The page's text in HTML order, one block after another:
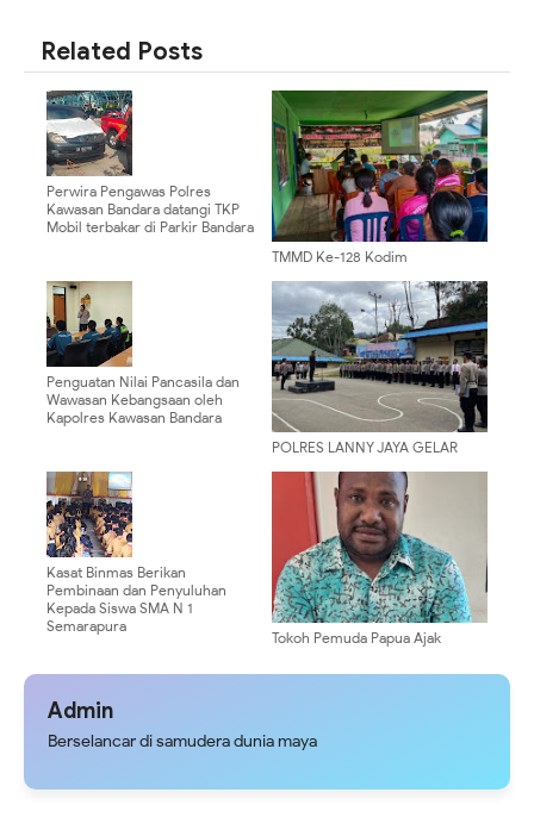
Related Posts
Perwira Pengawas Polres
Kawasan Bandara datangi TKP
Mobil terbakar di Parkir Bandara
TMMD Ke-128 Kodim
Perikanan dan Peternakan bagi
Warga Desa Luso
Penguatan Nilai Pancasila dan
Wawasan Kebangsaan oleh
Kapolres Kawasan Bandara
POLRES LANNY JAYA GELAR
PANCASILA, TEGASKAN NILAI
PANCASILA DALAM
PENGABDIAN
Kasat Binmas Berikan
Pembinaan dan Penyuluhan
Kepada Siswa SMA N 1
Semarapura
Tokoh Pemuda Papua Ajak
Pembangunan dan Jaga
Admin
Berselancar di samudera dunia maya